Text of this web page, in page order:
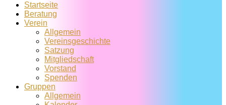
Startseite
Beratung
Verein
Allgemein
Vereins­geschichte
Satzung
Mitglied­schaft
Vorstand
Spenden
Gruppen
Allgemein